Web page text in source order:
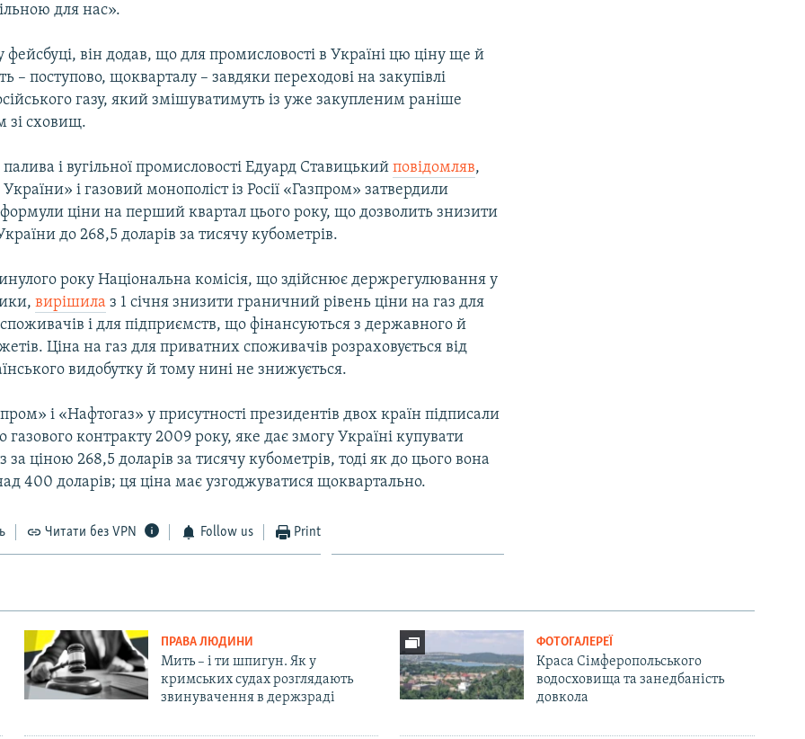
для нас».
фейсбуці, він додав, що для промисловості в Україні цю ціну ще й
– поступово, щокварталу – завдяки переходові на закупівлі
газу, який змішуватимуть із уже закупленим раніше
зі сховищ.
і вугільної промисловості Едуард Ставицькийповідомляв,
і газовий монополіст із Росії «Газпром» затвердили
формули ціни на перший квартал цього року, що дозволить знизити
до 268,5 доларів за тисячу кубометрів.
року Національна комісія, що здійснює держрегулювання у
вирішила з 1 січня знизити граничний рівень ціни на газ для
і для підприємств, що фінансуються з державного й
Ціна на газ для приватних споживачів розраховується від
видобутку й тому нині не знижується.
і «Нафтогаз» у присутності президентів двох країн підписали
газового контракту 2009 року, яке дає змогу Україні купувати
за ціною 268,5 доларів за тисячу кубометрів, тоді як до цього вона
400 доларів; ця ціна має узгоджуватися щоквартально.
Читати без VPN Follow us Print
ПРАВА ЛЮДИНИ
Мить – і ти шпигун. Як у
кримських судах розглядають
звинувачення в держзраді
ФОТОГАЛЕРЕЇ
Краса Сімферопольського
водосховища та занедбаність
довкола